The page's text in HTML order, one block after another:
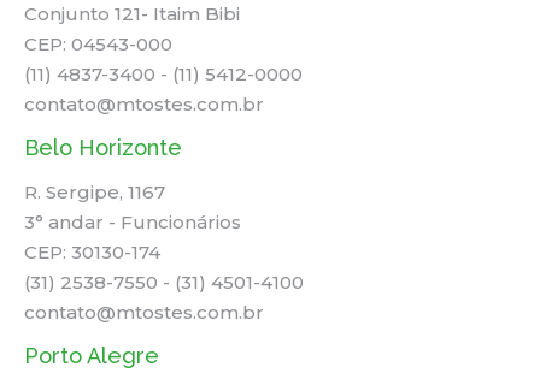
Conjunto 121- Itaim Bibi
CEP: 04543-000
(11) 4837-3400 - (11) 5412-0000
contato@mtostes.com.br
Belo Horizonte
R. Sergipe, 1167
3° andar - Funcionários
CEP: 30130-174
(31) 2538-7550 - (31) 4501-4100
contato@mtostes.com.br
Porto Alegre